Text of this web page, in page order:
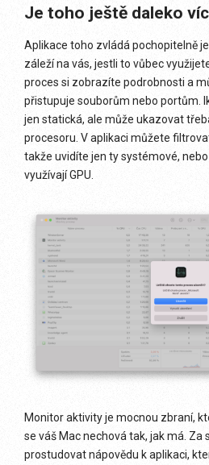
Je toho ještě daleko
Aplikace toho zvládá pochopitelně
záleží na vás, jestli to vůbec
proces si zobrazíte podrobnosti a
přistupuje souborům nebo portům.
jen statická, ale může ukazovat
procesoru. V aplikaci můžete
takže uvidíte jen ty systémové,
využívají GPU.
Monitor aktivity je mocnou zbraní,
se váš Mac nechová tak, jak má. Za
prostudovat nápovědu k aplikaci,